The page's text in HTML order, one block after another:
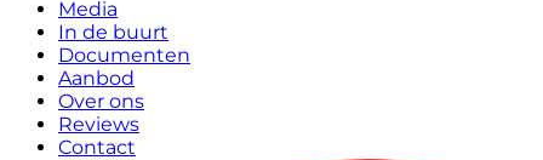
Media
In de buurt
Documenten
Aanbod
Over ons
Reviews
Contact